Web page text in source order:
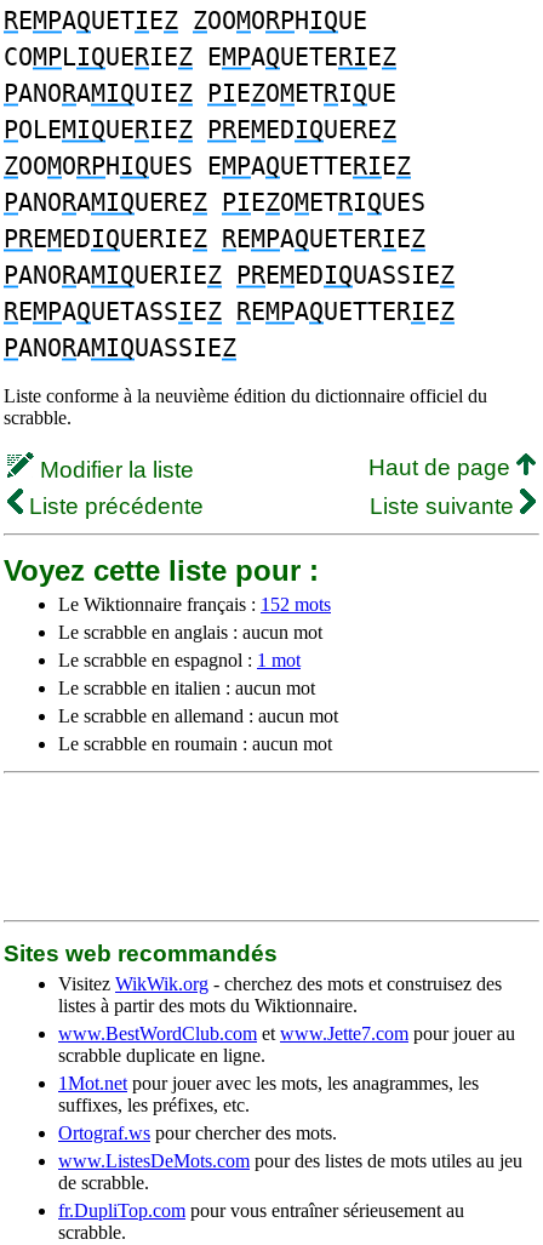
REMPAQUETIEZ ZOOMORPHIQUE
COMPLIQUERIEZ EMPAQUETERIEZ
PANORAMIQUIEZ PIEZOMETRIQUE
POLEMIQUERIEZ PREMEDIQUEREZ
ZOOMORPHIQUES EMPAQUETTERIEZ
PANORAMIQUEREZ PIEZOMETRIQUES
PREMEDIQUERIEZ REMPAQUETERIEZ
PANORAMIQUERIEZ PREMEDIQUASSIEZ
REMPAQUETASSIEZ REMPAQUETTERIEZ
PANORAMIQUASSIEZ
Liste conforme à la neuvième édition du dictionnaire officiel du
scrabble.
Modifier la liste
Haut de page
Liste précédente
Liste suivante
Voyez cette liste pour :
Le Wiktionnaire français : 152 mots
Le scrabble en anglais : aucun mot
Le scrabble en espagnol : 1 mot
Le scrabble en italien : aucun mot
Le scrabble en allemand : aucun mot
Le scrabble en roumain : aucun mot
Sites web recommandés
Visitez WikWik.org - cherchez des mots et construisez des
listes à partir des mots du Wiktionnaire.
www.BestWordClub.com et www.Jette7.com pour jouer au
scrabble duplicate en ligne.
1Mot.net pour jouer avec les mots, les anagrammes, les
suffixes, les préfixes, etc.
Ortograf.ws pour chercher des mots.
www.ListesDeMots.com pour des listes de mots utiles au jeu
de scrabble.
fr.DupliTop.com pour vous entraîner sérieusement au
scrabble.